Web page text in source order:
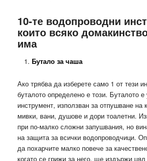
10-те водопроводни
които всяко
има
Бутало за чаша
Ако трябва да изберете само 1 от тези
буталото определено е този. Буталото е
инструмент, използван за отпушване на
мивки, вани, душове и дори тоалетни.
при по-малко сложни запушвания, но
на защита за всички водопроводчици.
да похарчите малко повече за
когато се грижи за него, ще издържи